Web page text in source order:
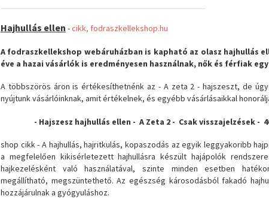
Hajhullás ellen -cikk, fodraszkellekshop.hu
A fodraszkellekshop webáruházban is kapható az olasz hajhullás
éve a hazai vásárlók is eredményesen használnak, nők és férfiak
A többszörös áron is értékesíthetnénk az - A zeta 2 - hajszeszt, de
nyújtunk vásárlóinknak, amit értékelnek, és egyébb vásárlásaikkal
- Hajszesz hajhullás ellen - A Zeta 2 - Csak visszajelzések
shop cikk - A hajhullás, hajritkulás, kopaszodás az egyik leggyakoribb
a megfelelően kikisérletezett hajhullásra készült hajápolók
hajkezelésként való használatával, szinte minden esetben
megállítható, megszüntethető. Az egészség károsodásból fakadó
hozzájárulnak a gyógyuláshoz.